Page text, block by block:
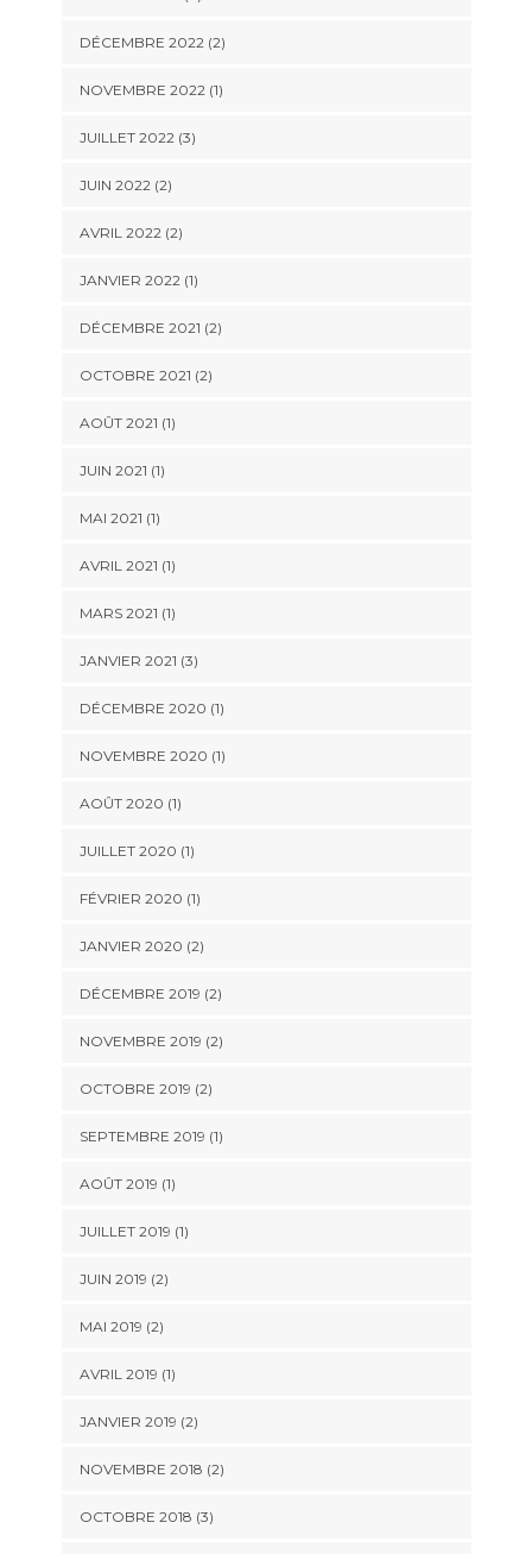
DÉCEMBRE 2022(2)
NOVEMBRE 2022(1)
JUILLET 2022(3)
JUIN 2022(2)
AVRIL 2022(2)
JANVIER 2022(1)
DÉCEMBRE 2021 (2)
OCTOBRE 2021 (2)
AOÛT 2021 (1)
JUIN 2021 (1)
MAI 2021 (1)
AVRIL 2021 (1)
MARS 2021 (1)
JANVIER 2021 (3)
DÉCEMBRE 2020 (1)
NOVEMBRE 2020 (1)
AOÛT 2020 (1)
JUILLET 2020 (1)
FÉVRIER 2020 (1)
JANVIER 2020 (2)
DÉCEMBRE 2019 (2)
NOVEMBRE 2019 (2)
OCTOBRE 2019 (2)
SEPTEMBRE 2019 (1)
AOÛT 2019 (1)
JUILLET 2019 (1)
JUIN 2019 (2)
MAI 2019 (2)
AVRIL 2019 (1)
JANVIER 2019 (2)
NOVEMBRE 2018 (2)
OCTOBRE 2018 (3)